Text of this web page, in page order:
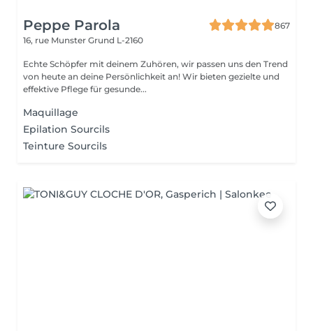
Peppe Parola
867
16, rue Munster Grund L-2160
Echte Schöpfer mit deinem Zuhören, wir passen uns den Trend
von heute an deine Persönlichkeit an! Wir bieten gezielte und
effektive Pflege für gesunde...
Maquillage
Epilation Sourcils
Teinture Sourcils